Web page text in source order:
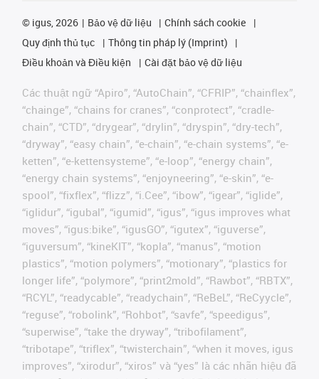
© igus, 2026 Bảo vệ dữ liệu
Chính sách cookie
Quy định thủ tục
Thông tin pháp lý (Imprint)
Điều khoản và Điều kiện
Cài đặt bảo vệ dữ liệu
Các thuật ngữ “Apiro”, “AutoChain”, “CFRIP”, “chainflex”,
“chainge”, “chains for cranes”, “conprotect”, “cradle-
chain”, “CTD”, “drygear”, “drylin”, “dryspin”, “dry-tech”,
“dryway”, “easy chain”, “e-chain”, “e-chain systems”, “e-
ketten”, “e-kettensysteme”, “e-loop”, “energy chain”,
“energy chain systems”, “enjoyneering”, “e-skin”, “e-
spool”, “fixflex”, “flizz”, “i.Cee”, “ibow”, “igear”, “iglide”,
“iglidur”, “igubal”, “igumid”, “igus”, “igus improves what
moves”, “igus:bike”, “igusGO”, “igutex”, “iguverse”,
“iguversum”, “kineKIT”, “kopla”, “manus”, “motion
plastics”, “motion polymers”, “motionary”, “plastics for
longer life”, “polymore”, “print2mold”, “Rawbot”, “RBTX”,
“RCYL”, “readycable”, “readychain”, “ReBeL”, “ReCyycle”,
“reguse”, “robolink”, “Rohbot”, “savfe”, “speedigus”,
“superwise”, “take the dryway”, “tribofilament”,
“tribotape”, “triflex”, “twisterchain”, “when it moves, igus
improves”, “xirodur”, “xiros” và “yes” là các nhãn hiệu đã